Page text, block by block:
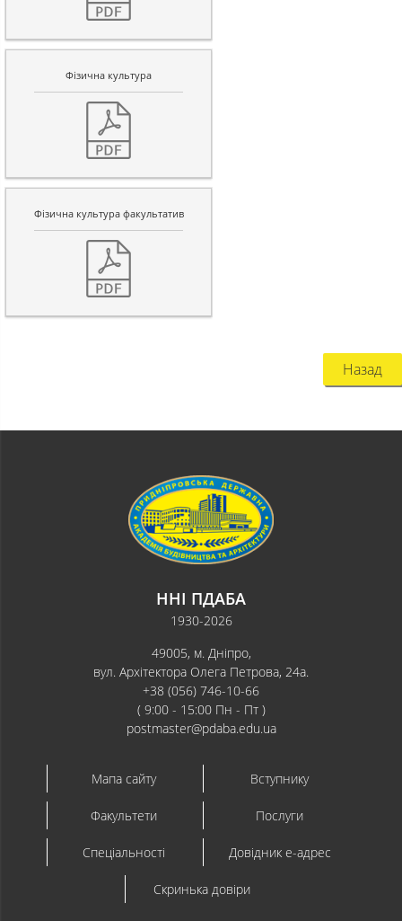
Фізична культура
Фізична культура факультатив
Назад
ННІ ПДАБА
1930-2026
49005, м. Дніпро,
вул. Архітектора Олега Петрова, 24а.
+38 (056) 746-10-66
( 9:00 - 15:00 Пн - Пт )
postmaster@pdaba.edu.ua
Мапа сайту Вступнику
Факультети Послуги
Спеціальності Довідник e-адрес
Скринька довіри